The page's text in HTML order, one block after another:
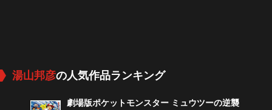
湯山邦彦の人気作品ランキング
劇場版ポケットモンスター ミュウツーの逆襲